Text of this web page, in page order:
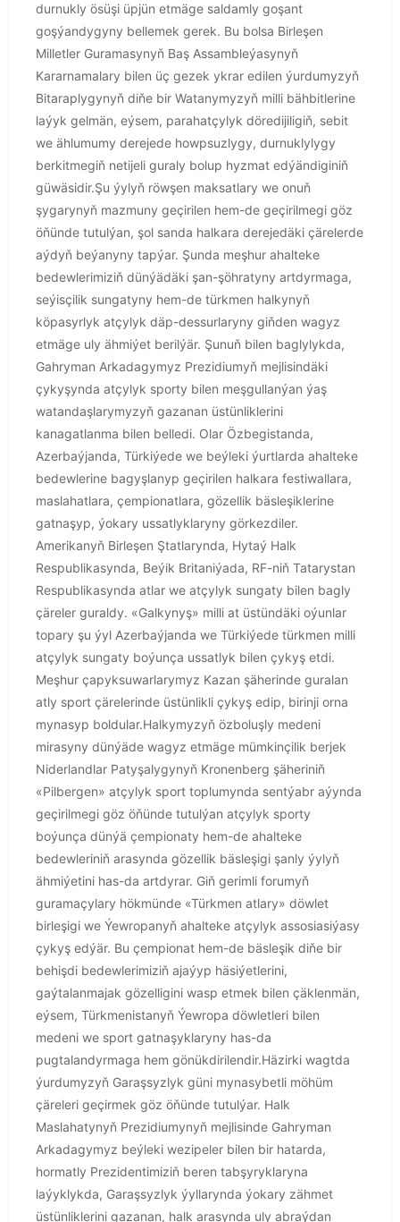
durnukly ösüşi üpjün etmäge saldamly goşant
goşýandygyny bellemek gerek. Bu bolsa Birleşen
Milletler Guramasynyň Baş Assambleýasynyň
Kararnamalary bilen üç gezek ykrar edilen ýurdumyzyň
Bitaraplygynyň diňe bir Watanymyzyň milli bähbitlerine
laýyk gelmän, eýsem, parahatçylyk döredijiligiň, sebit
we ählumumy derejede howpsuzlygy, durnuklylygy
berkitmegiň netijeli guraly bolup hyzmat edýändiginiň
güwäsidir.Şu ýylyň röwşen maksatlary we onuň
şygarynyň mazmuny geçirilen hem-de geçirilmegi göz
öňünde tutulýan, şol sanda halkara derejedäki çärelerde
aýdyň beýanyny tapýar. Şunda meşhur ahalteke
bedewlerimiziň dünýädäki şan-şöhratyny artdyrmaga,
seýisçilik sungatyny hem-de türkmen halkynyň
köpasyrlyk atçylyk däp-dessurlaryny giňden wagyz
etmäge uly ähmiýet berilýär. Şunuň bilen baglylykda,
Gahryman Arkadagymyz Prezidiumyň mejlisindäki
çykyşynda atçylyk sporty bilen meşgullanýan ýaş
watandaşlarymyzyň gazanan üstünliklerini
kanagatlanma bilen belledi. Olar Özbegistanda,
Azerbaýjanda, Türkiýede we beýleki ýurtlarda ahalteke
bedewlerine bagyşlanyp geçirilen halkara festiwallara,
maslahatlara, çempionatlara, gözellik bäsleşiklerine
gatnaşyp, ýokary ussatlyklaryny görkezdiler.
Amerikanyň Birleşen Ştatlarynda, Hytaý Halk
Respublikasynda, Beýik Britaniýada, RF-niň Tatarystan
Respublikasynda atlar we atçylyk sungaty bilen bagly
çäreler guraldy. «Galkynyş» milli at üstündäki oýunlar
topary şu ýyl Azerbaýjanda we Türkiýede türkmen milli
atçylyk sungaty boýunça ussatlyk bilen çykyş etdi.
Meşhur çapyksuwarlarymyz Kazan şäherinde guralan
atly sport çärelerinde üstünlikli çykyş edip, birinji orna
mynasyp boldular.Halkymyzyň özboluşly medeni
mirasyny dünýäde wagyz etmäge mümkinçilik berjek
Niderlandlar Patyşalygynyň Kronenberg şäheriniň
«Pilbergen» atçylyk sport toplumynda sentýabr aýynda
geçirilmegi göz öňünde tutulýan atçylyk sporty
boýunça dünýä çempionaty hem-de ahalteke
bedewleriniň аrаsynda gözellik bäsleşigi şanly ýylyň
ähmiýetini has-da artdyrar. Giň gerimli forumyň
guramaçylary hökmünde «Türkmen atlary» döwlet
birleşigi we Ýewropanyň ahalteke atçylyk assosiasiýasy
çykyş edýär. Bu çempionat hem-de bäsleşik diňe bir
behişdi bedewlerimiziň ajaýyp häsiýetlerini,
gaýtalanmajak gözelligini wasp etmek bilen çäklenmän,
eýsem, Türkmenistanyň Ýewropa döwletleri bilen
medeni we sport gatnaşyklaryny has-da
pugtalandyrmaga hem gönükdirilendir.Häzirki wagtda
ýurdumyzyň Garaşsyzlyk güni mynasybetli möhüm
çäreleri geçirmek göz öňünde tutulýar. Halk
Maslahatynyň Prezidiumynyň mejlisinde Gahryman
Arkadagymyz beýleki wezipeler bilen bir hatarda,
hormatly Prezidentimiziň beren tabşyryklaryna
laýyklykda, Garaşsyzlyk ýyllarynda ýokary zähmet
üstünliklerini gazanan, halk arasynda uly abraýdan